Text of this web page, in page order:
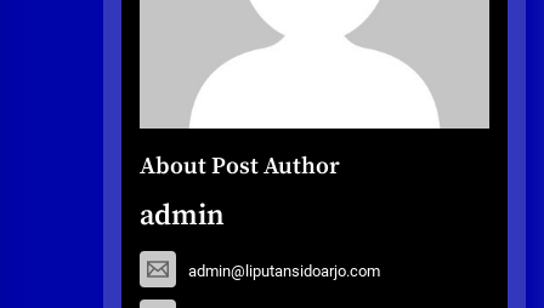
About Post Author
admin
admin@liputansidoarjo.com